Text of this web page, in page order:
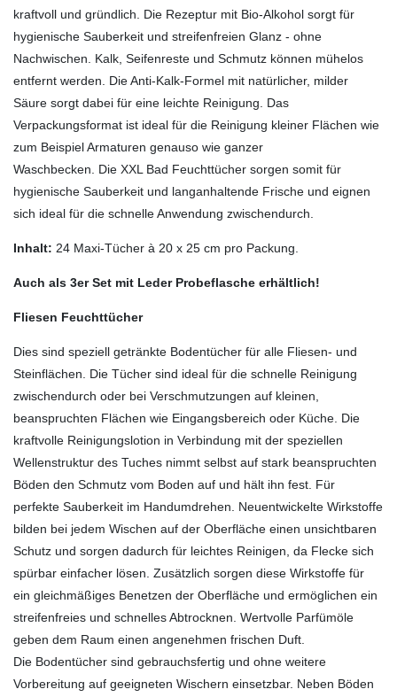
kraftvoll und gründlich. Die Rezeptur mit Bio-Alkohol sorgt für
hygienische Sauberkeit und streifenfreien Glanz - ohne
Nachwischen. Kalk, Seifenreste und Schmutz können mühelos
entfernt werden. Die Anti-Kalk-Formel mit natürlicher, milder
Säure sorgt dabei für eine leichte Reinigung. Das
Verpackungsformat ist ideal für die Reinigung kleiner Flächen wie
zum Beispiel Armaturen genauso wie ganzer
Waschbecken. Die XXL Bad Feuchttücher sorgen somit für
hygienische Sauberkeit und langanhaltende Frische und eignen
sich ideal für die schnelle Anwendung zwischendurch.
Inhalt: 24 Maxi-Tücher à 20 x 25 cm pro Packung.
Auch als 3er Set mit Leder Probeflasche erhältlich!
Fliesen Feuchttücher
Dies sind speziell getränkte Bodentücher für alle Fliesen- und
Steinflächen. Die Tücher sind ideal für die schnelle Reinigung
zwischendurch oder bei Verschmutzungen auf kleinen,
beanspruchten Flächen wie Eingangsbereich oder Küche. Die
kraftvolle Reinigungslotion in Verbindung mit der speziellen
Wellenstruktur des Tuches nimmt selbst auf stark beanspruchten
Böden den Schmutz vom Boden auf und hält ihn fest. Für
perfekte Sauberkeit im Handumdrehen. Neuentwickelte Wirkstoffe
bilden bei jedem Wischen auf der Oberfläche einen unsichtbaren
Schutz und sorgen dadurch für leichtes Reinigen, da Flecke sich
spürbar einfacher lösen. Zusätzlich sorgen diese Wirkstoffe für
ein gleichmäßiges Benetzen der Oberfläche und ermöglichen ein
streifenfreies und schnelles Abtrocknen. Wertvolle Parfümöle
geben dem Raum einen angenehmen frischen Duft.
Die Bodentücher sind gebrauchsfertig und ohne weitere
Vorbereitung auf geeigneten Wischern einsetzbar. Neben Böden